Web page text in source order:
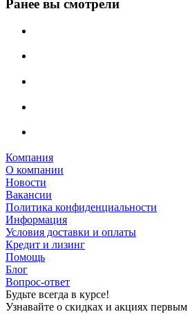
Ранее вы смотрели
Компания
О компании
Новости
Вакансии
Политика конфиденциальности
Информация
Условия доставки и оплаты
Кредит и лизинг
Помощь
Блог
Вопрос-ответ
Будьте всегда в курсе!
Узнавайте о скидках и акциях первым